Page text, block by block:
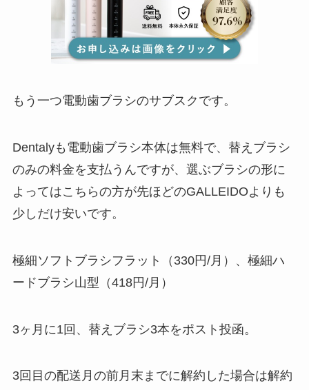
もう一つ電動歯ブラシのサブスクです。
Dentalyも電動歯ブラシ本体は無料で、替えブラシ
のみの料金を支払うんですが、選ぶブラシの形に
よってはこちらの方が先ほどのGALLEIDOよりも
少しだけ安いです。
極細ソフトブラシフラット（330円/月）、極細ハ
ードブラシ山型（418円/月）
3ヶ月に1回、替えブラシ3本をポスト投函。
3回目の配送月の前月末までに解約した場合は解約